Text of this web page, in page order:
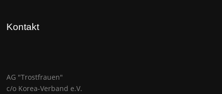
Kontakt
AG "Trostfrauen"
c/o Korea-Ver­band e.V.